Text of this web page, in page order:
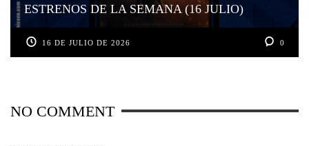
ESTRENOS DE LA SEMANA (16 JULIO)
16 DE JULIO DE 2026 0
NO COMMENT